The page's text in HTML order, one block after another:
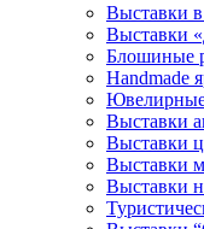
Выставки
Выставки
Блошиные
Handmade
Выставки
Выставки
Выставки
Выставки